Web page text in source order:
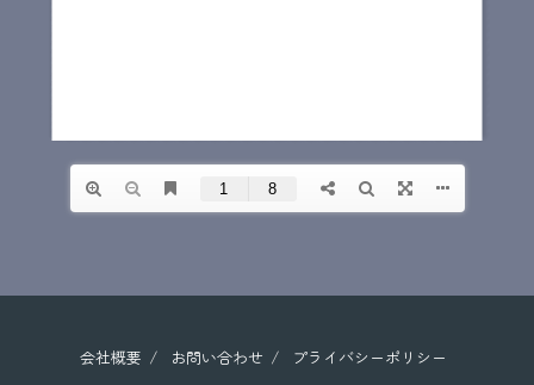
会社概要 お問い合わせ プライバシーポリシー